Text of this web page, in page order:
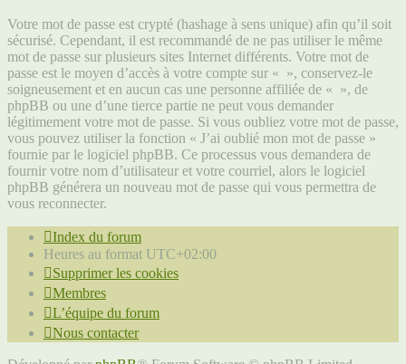
Votre mot de passe est crypté (hashage à sens unique) afin qu’il soit
sécurisé. Cependant, il est recommandé de ne pas utiliser le même
mot de passe sur plusieurs sites Internet différents. Votre mot de
passe est le moyen d’accès à votre compte sur « », conservez-le
soigneusement et en aucun cas une personne affiliée de « », de
phpBB ou une d’une tierce partie ne peut vous demander
légitimement votre mot de passe. Si vous oubliez votre mot de passe,
vous pouvez utiliser la fonction « J’ai oublié mon mot de passe »
fournie par le logiciel phpBB. Ce processus vous demandera de
fournir votre nom d’utilisateur et votre courriel, alors le logiciel
phpBB générera un nouveau mot de passe qui vous permettra de
vous reconnecter.
Index du forum
Heures au format UTC+02:00
Supprimer les cookies
Membres
L’équipe du forum
Nous contacter